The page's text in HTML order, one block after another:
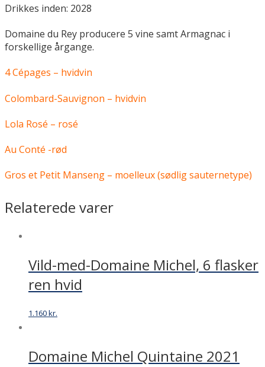
Drikkes inden: 2028
Domaine du Rey producere 5 vine samt Armagnac i
forskellige årgange.
4 Cépages – hvidvin
Colombard-Sauvignon – hvidvin
Lola Rosé – rosé
Au Conté -rød
Gros et Petit Manseng – moelleux (sødlig sauternetype)
Relaterede varer
Vild-med-Domaine Michel, 6 flasker
ren hvid
1.160kr.
Domaine Michel Quintaine 2021